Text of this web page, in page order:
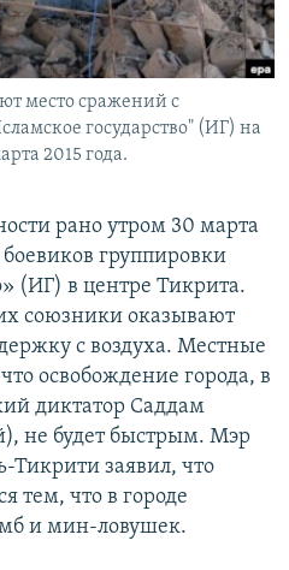
место сражений с
государство" (ИГ) на
2015 года.
рано утром 30 марта
группировки
(ИГ) в центре Тикрита.
союзники оказывают
с воздуха. Местные
освобождение города, в
диктатор Саддам
не будет быстрым. Мэр
Тикрити заявил, что
тем, что в городе
и мин-ловушек.